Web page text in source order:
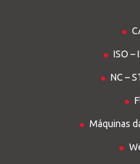
ISO –
NC –
Máquinas